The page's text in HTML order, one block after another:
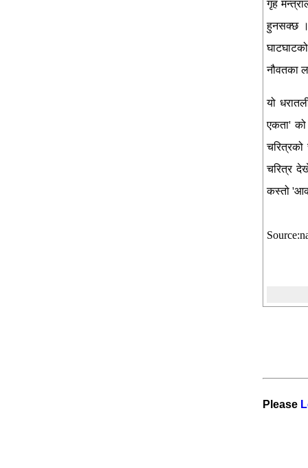
गृह
हुनसक्छ ।
नौवतका
यो
एकता' को
चरित्रको
चरित्र
कस्तो
Please